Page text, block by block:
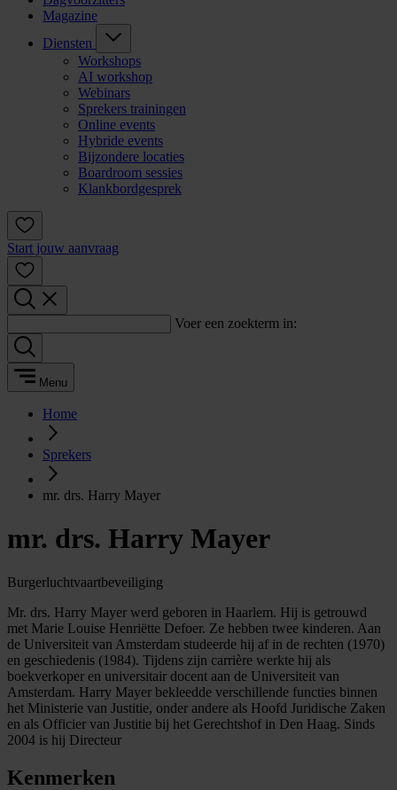
Magazine
Diensten
Workshops
AI workshop
Webinars
Sprekers trainingen
Online events
Hybride events
Bijzondere locaties
Boardroom sessies
Klankbordgesprek
Start jouw aanvraag
Voer een zoekterm in:
Menu
Home
Sprekers
mr. drs. Harry Mayer
mr. drs. Harry Mayer
Burgerluchtvaartbeveiliging
Mr. drs. Harry Mayer werd geboren in Haarlem. Hij is getrouwd
met Marie Louise Henriëtte Defoer. Ze hebben twee kinderen. Aan
de Universiteit van Amsterdam studeerde hij af in de rechten (1970)
en geschiedenis (1984). Tijdens zijn carrière werkte hij als
boekverkoper en universitair docent aan de Universiteit van
Amsterdam. Harry Mayer bekleedde verschillende functies binnen
het Ministerie van Justitie, onder andere als Hoofd Juridische Zaken
en als Officier van Justitie bij het Gerechtshof in Den Haag. Sinds
2004 is hij Directeur
Kenmerken